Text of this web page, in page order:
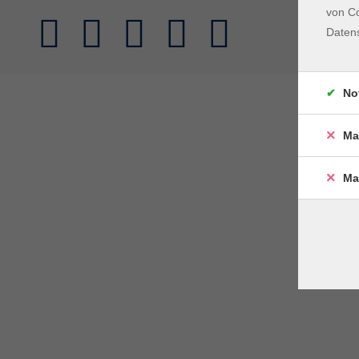
von